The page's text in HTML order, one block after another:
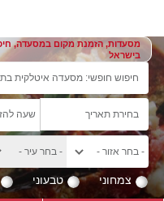
מסעדות, הזמנת מקום במסעדה,
בישראל
צמחוני טבעוני